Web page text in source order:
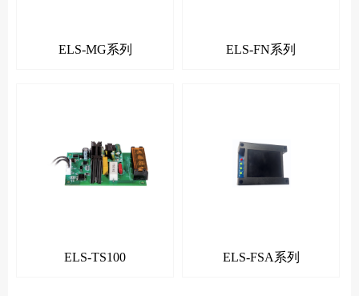
ELS-MG系列 ELS-FN系列
ELS-TS100 ELS-FSA系列